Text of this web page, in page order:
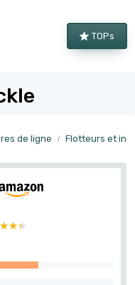
TOPs
de ligne Flotteurs et